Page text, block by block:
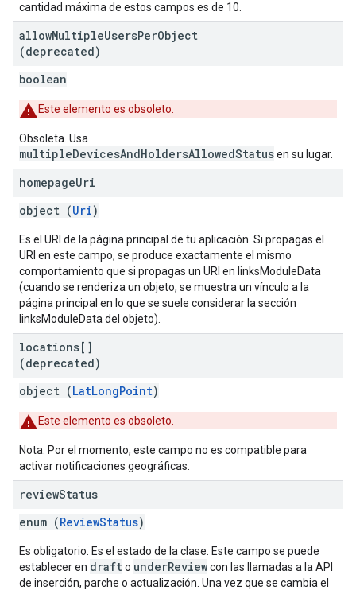
cantidad máxima de estos campos es de 10.
allowMultipleUsersPerObject
(deprecated)
boolean
Este elemento es obsoleto.
Obsoleta. Usa
multipleDevicesAndHoldersAllowedStatusen su lugar.
homepageUri
object (Uri)
Es el URI de la página principal de tu aplicación. Si propagas el
URI en este campo, se produce exactamente el mismo
comportamiento que si propagas un URI en linksModuleData
(cuando se renderiza un objeto, se muestra un vínculo a la
página principal en lo que se suele considerar la sección
linksModuleData del objeto).
locations[]
(deprecated)
object (LatLongPoint)
Este elemento es obsoleto.
Nota: Por el momento, este campo no es compatible para
activar notificaciones geográficas.
reviewStatus
enum (ReviewStatus)
Es obligatorio. Es el estado de la clase. Este campo se puede
establecer en drafto underReviewcon las llamadas a la API
de inserción, parche o actualización. Una vez que se cambia el